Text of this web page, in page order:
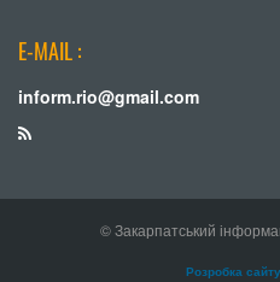
E-MAIL :
inform.rio@gmail.com
© Закарпатський
Розробка